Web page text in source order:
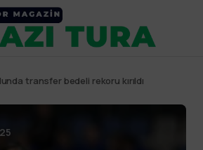
transfer bedeli rekoru kırıldı